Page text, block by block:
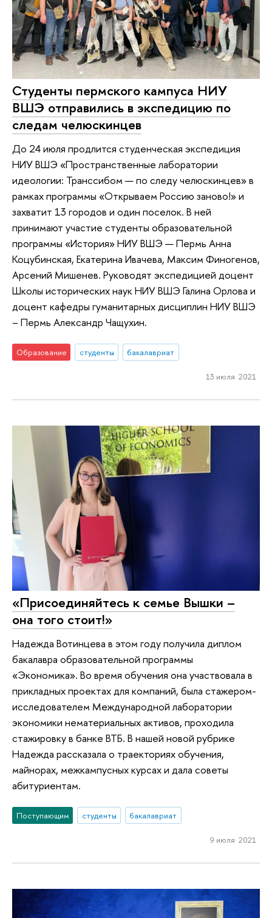
Студенты пермского кампуса НИУ
ВШЭ отправились в экспедицию по
следам челюскинцев
До 24 июля продлится студенческая экспедиция
НИУ ВШЭ «Пространственные лаборатории
идеологии: Транссибом — по следу челюскинцев» в
рамках программы «Открываем Россию заново!» и
захватит 13 городов и один поселок. В ней
принимают участие студенты образовательной
программы «История» НИУ ВШЭ — Пермь Анна
Коцубинская, Екатерина Ивачева, Максим Финогенов,
Арсений Мишенев. Руководят экспедицией доцент
Школы исторических наук НИУ ВШЭ Галина Орлова и
доцент кафедры гуманитарных дисциплин НИУ ВШЭ
– Пермь Александр Чащухин.
Образование студенты бакалавриат
13 июля 2021
«Присоединяйтесь к семье Вышки –
она того стоит!»
Надежда Вотинцева в этом году получила диплом
бакалавра образовательной программы
«Экономика». Во время обучения она участвовала в
прикладных проектах для компаний, была стажером-
исследователем Международной лаборатории
экономики нематериальных активов, проходила
стажировку в банке ВТБ. В нашей новой рубрике
Надежда рассказала о траекториях обучения,
майнорах, межкампусных курсах и дала советы
абитуриентам.
Поступающим студенты бакалавриат
9 июля 2021